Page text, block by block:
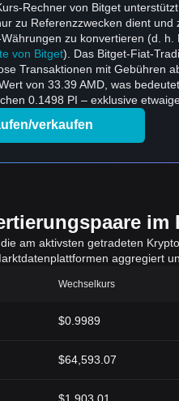
Rechner von Bitget
zu Referenzzwecken dient
zu konvertieren (d.
von Bitget). Das Bitget-Fiat-
Transaktionen mit Gebühren
von 33.39 AMD, was
0.1498 PI – exklusive
verkaufen
am aktivsten getradeten
aggregiert
Wechselkurs
$0.9989
$64,593.07